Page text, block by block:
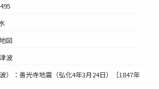
図
波
）：善光寺地震（弘化4年3月24日）［1847年